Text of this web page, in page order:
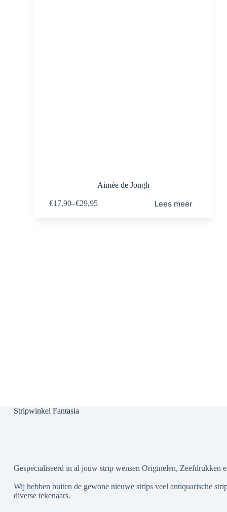
Aimée de Jongh
€17,90–€29,95 Lees meer
Stripwinkel Fantasia
Gespecialiseerd in al jouw strip wensen Originelen, Zeefdrukken
Wij hebben buiten de gewone nieuwe strips veel antiquarische
diverse tekenaars.